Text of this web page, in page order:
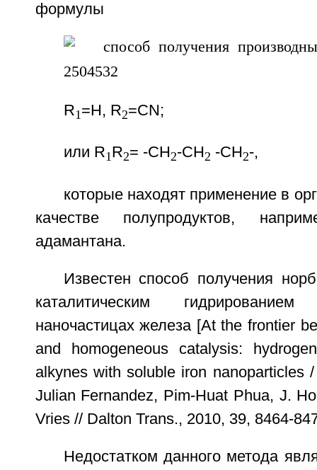
формулы
R1=Н, R2=CN;
или R1 R2= -СН 2-СН 2 -СН 2-,
которые находят применение в
качестве полупродуктов,
адамантана.
Известен способ получения
каталитическим
наночастицах железа [At the frontier
and homogeneous catalysis:
alkynes with soluble iron nanoparticles
Julian Fernandez, Pim-Huat Phua, J.
Vries // Dalton Trans., 2010, 39, 8464-
Недостатком данного метода